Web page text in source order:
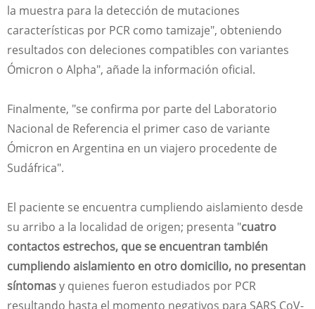
la muestra para la detección de mutaciones
características por PCR como tamizaje", obteniendo
resultados con deleciones compatibles con variantes
Ómicron o Alpha", añade la información oficial.
Finalmente, "se confirma por parte del Laboratorio
Nacional de Referencia el primer caso de variante
Ómicron en Argentina en un viajero procedente de
Sudáfrica".
El paciente se encuentra cumpliendo aislamiento desde
su arribo a la localidad de origen; presenta "cuatro
contactos estrechos, que se encuentran también
cumpliendo aislamiento en otro domicilio, no presentan
síntomasy quienes fueron estudiados por PCR
resultando hasta el momento negativos para SARS CoV-